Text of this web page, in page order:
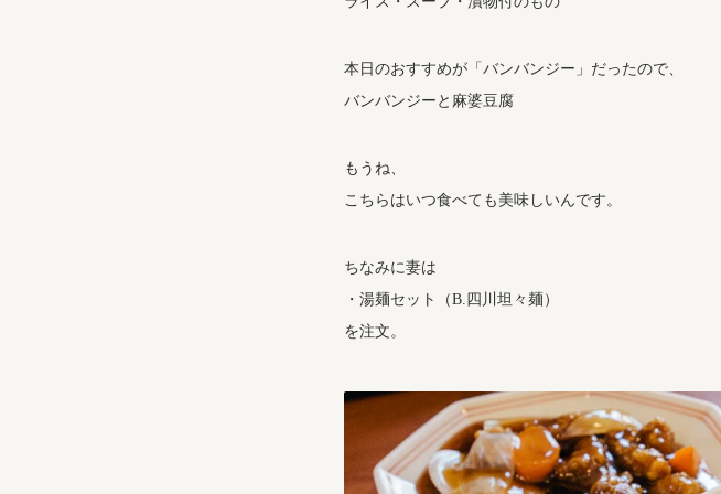
本日のおすすめが「バンバンジー」だったので、
バンバンジーと麻婆豆腐
もうね、
こちらはいつ食べても美味しいんです。
ちなみに妻は
・湯麺セット（B.四川坦々麺）
を注文。